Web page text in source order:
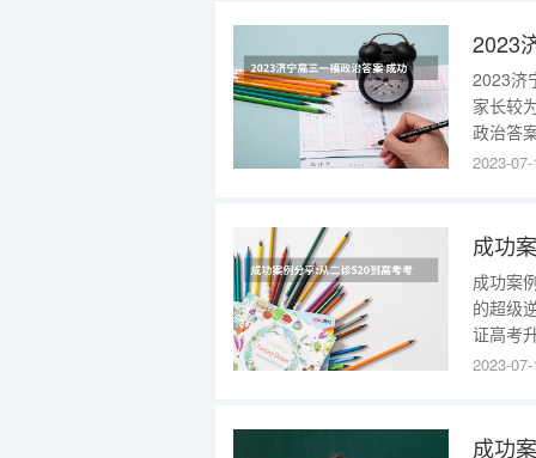
2023济
家长较
政治答
高三一
2023-
成功案
的超级
证高考
都二诊
2023-